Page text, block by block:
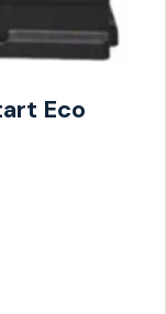
Eco